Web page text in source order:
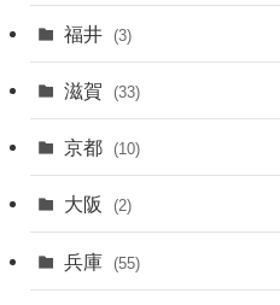
福井 (3)
滋賀 (33)
京都 (10)
大阪 (2)
兵庫 (55)